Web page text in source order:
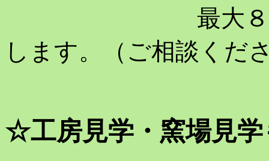
最大８０名ぐ
します。（ご相談くだ
☆工房見学・窯場見学